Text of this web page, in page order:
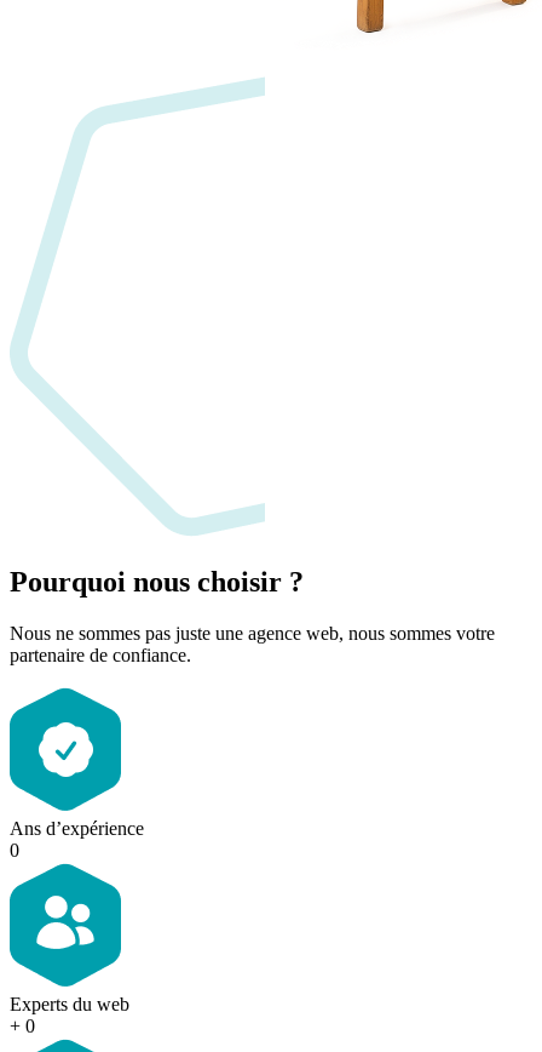
Pourquoi nous choisir ?
Nous ne sommes pas juste une agence web, nous sommes votre
partenaire de confiance.
Ans d’expérience
0
Experts du web
+ 0